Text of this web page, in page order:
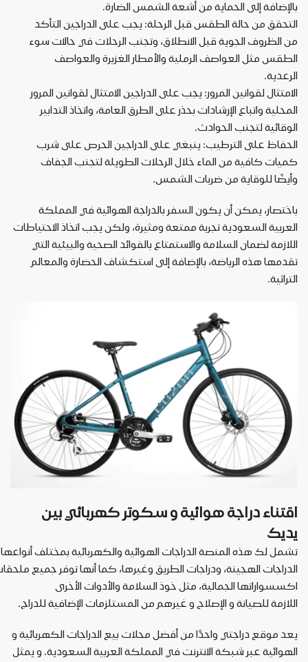
بالإضافة إلى الحماية من أشعة الشمس الضارة.
التحقق من حالة الطقس قبل الرحلة: يجب على الدراجين التأكد
من الظروف الجوية قبل الانطلاق، وتجنب الرحلات في حالات سوء
الطقس مثل العواصف الرملية والأمطار الغزيرة والعواصف
الرعدية.
الامتثال لقوانين المرور: يجب على الدراجين الامتثال لقوانين المرور
المحلية واتباع الإرشادات بحذر على الطرق العامة، واتخاذ التدابير
الوقائية لتجنب الحوادث.
الحفاظ على الترطيب: ينبغي على الدراجين الحرص على شرب
كميات كافية من الماء خلال الرحلات الطويلة لتجنب الجفاف
وأيضًا للوقاية من ضربات الشمس.
باختصار، يمكن أن يكون السفر بالدراجة الهوائية في
المملكة
العربية السعوديةتجربة ممتعة ومثيرة، ولكن يجب اتخاذ الاحتياطات
اللازمة لضمان السلامة والاستمتاع بالفوائد الصحية والبيئية التي
تقدمها هذه الرياضة، بالإضافة إلى استكشاف الحضارة والمعالم
التراثية.
اقتناء دراجة هوائية و سكوتر كهربائي بين
يديك
تشمل لك هذه المنصة الدراجات الهوائية والكهربائية بمختلف
الدراجات الهجينة، ودراجات الطريق وغيرها، كماأنهاتوفر جميع
اكسسواراتها الجمالية، مثل خوذ السلامة والأدوات الأخرى
اللازمة للصيانة و الإصلاح و غيرهم من المستلزمات الإضافية للدراج.
يعد موقع دراجتي واحدًا منأفضل محلات بيع الدراجات الكهربائية و
الهوائية عبر شبكة الانترنت في المملكة العربية السعودية. و يمثل